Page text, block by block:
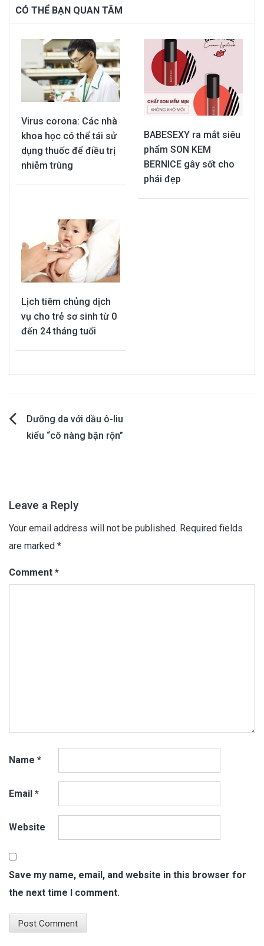
CÓ THỂ BẠN QUAN TÂM
Virus corona: Các nhà
khoa học có thể tái sử
dụng thuốc để điều trị
nhiễm trùng
BABESEXY ra mắt siêu
phẩm SON KEM
BERNICE gây sốt cho
phái đẹp
Lịch tiêm chủng dịch
vụ cho trẻ sơ sinh từ 0
đến 24 tháng tuổi
Post
navigation
Dưỡng da với dầu ô-liu
kiểu “cô nàng bận rộn”
Leave a Reply
Your email address will not be published. Required fields
are marked *
Comment *
Name *
Email *
Website
Save my name, email, and website in this browser for
the next time I comment.